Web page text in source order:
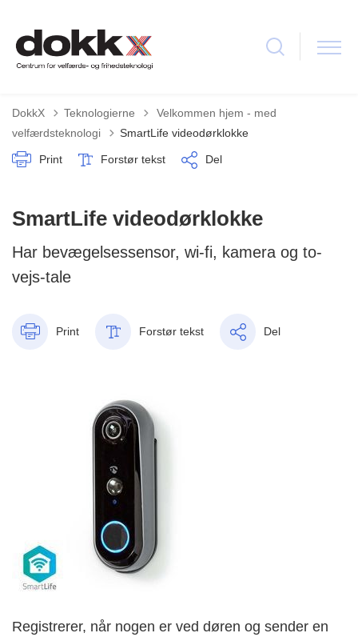
DokkX Teknologierne Tilbage til
Velkommen hjem - med
velfærdsteknologi
SmartLife videodørklokke
Print Forstør tekst Del
SmartLife videodørklokke
Har bevægelsessensor, wi-fi, kamera og to-
vejs-tale
Print Forstør tekst Del
Registrerer, når nogen er ved døren og sender en